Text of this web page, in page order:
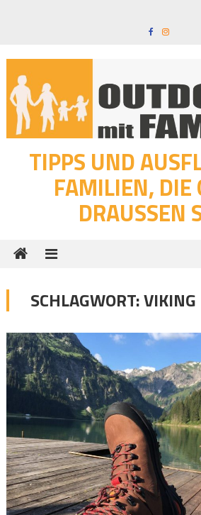
TIPPS UND
FAMILIEN, DIE
DRAUSSEN
SCHLAGWORT:VIKING